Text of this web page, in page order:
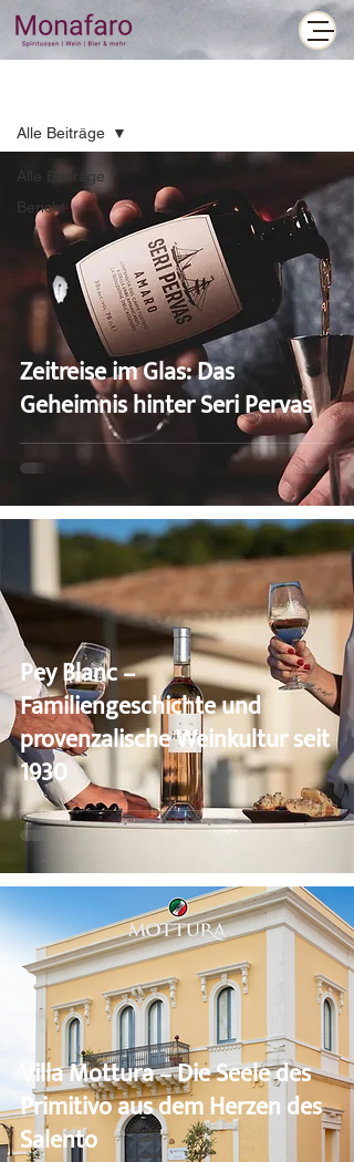
Alle Beiträge
Bericht
Alle Beiträge
Zeitreise im Glas: Das
Geheimnis hinter Seri Pervas
Pey Blanc –
Familiengeschichte und
provenzalische Weinkultur seit
1930
Villa Mottura – Die Seele des
Primitivo aus dem Herzen des
Salento